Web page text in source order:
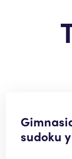
sudoku